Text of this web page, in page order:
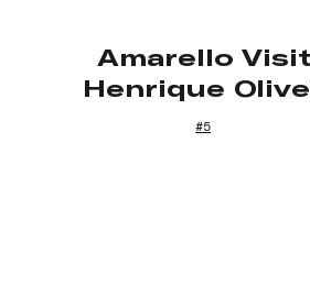
Amarello
Henrique
#5